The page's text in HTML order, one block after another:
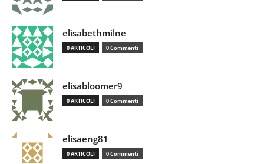
elisabethmilne
0 ARTICOLI 0 Commenti
elisabloomer9
0 ARTICOLI 0 Commenti
elisaeng81
0 ARTICOLI 0 Commenti